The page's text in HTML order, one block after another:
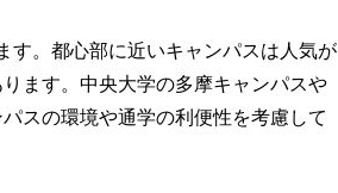
す。都心部に近いキャンパスは人気が
ます。中央大学の多摩キャンパスや
スの環境や通学の利便性を考慮して